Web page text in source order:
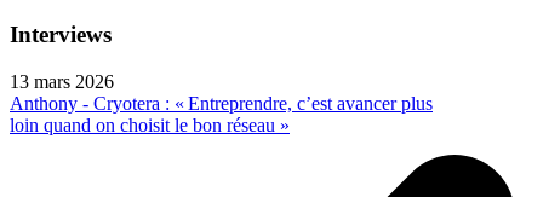
Interviews
13 mars 2026
Anthony - Cryotera : « Entreprendre, c’est avancer plus
loin quand on choisit le bon réseau »